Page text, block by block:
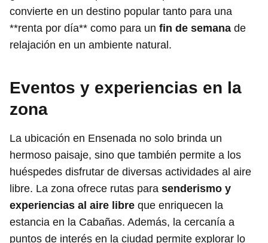
convierte en un destino popular tanto para una
**renta por día** como para un fin de semana de
relajación en un ambiente natural.
Eventos y experiencias en la
zona
La ubicación en Ensenada no solo brinda un
hermoso paisaje, sino que también permite a los
huéspedes disfrutar de diversas actividades al aire
libre. La zona ofrece rutas para senderismo y
experiencias al aire libre que enriquecen la
estancia en la Cabañas. Además, la cercanía a
puntos de interés en la ciudad permite explorar lo